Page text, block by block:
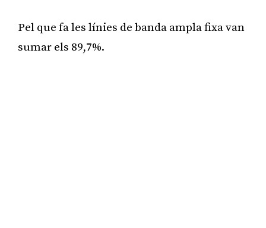
Pel que fa les línies de banda ampla fixa van
sumar els 89,7%.